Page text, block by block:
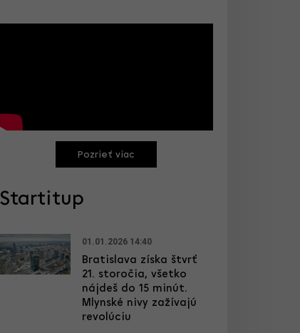
Pozrieť viac
Startitup
01.01.2026 14:40
Bratislava získa štvrť
21. storočia, všetko
nájdeš do 15 minút.
Mlynské nivy zažívajú
revolúciu